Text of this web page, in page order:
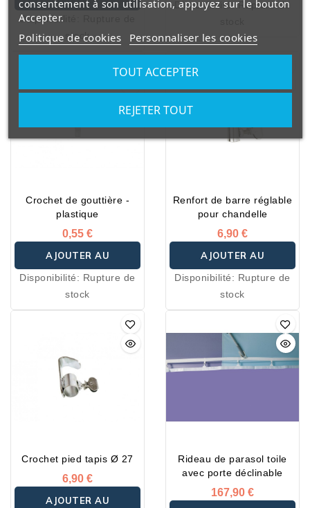
la trame retorse, elles
offrent une puissance et
une tenue de couleur
face aux UV et aux
intempéries. Leur
traitement imperméabilisé,
antimoisissures et
antitaches assure leur
PANIER
Disponibilité:
stock
PANIER
Disponibilité:Rupture de
Crochet de gouttière -
plastique
0,55 €
AJOUTER AU
PANIER
Disponibilité: Rupture de
stock
Renfort de barre réglable
pour chandelle
6,90 €
AJOUTER AU
PANIER
Disponibilité: Rupture de
stock
Crochet pied tapis Ø 27
6,90 €
AJOUTER AU
Rideau de parasol toile
avec porte déclinable
167,90 €
consentement à son utilisation, appuyez sur le bouton
Accepter.
Politique de cookies Personnaliser les cookies
REJETER TOUT
TOUT ACCEPTER